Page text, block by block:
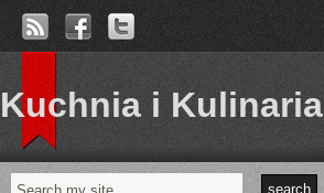
Kuchnia i Kulinaria